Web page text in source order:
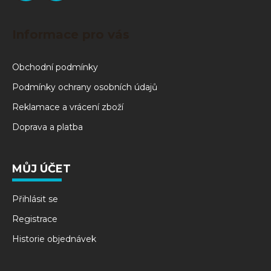
Obchodní podmínky
Podmínky ochrany osobních údajů
Reklamace a vrácení zboží
Doprava a platba
MŮJ ÚČET
Přihlásit se
Registrace
Historie objednávek